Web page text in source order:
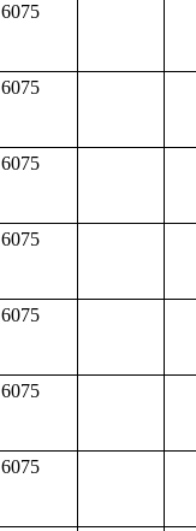
6075
6075
6075
6075
6075
6075
6075